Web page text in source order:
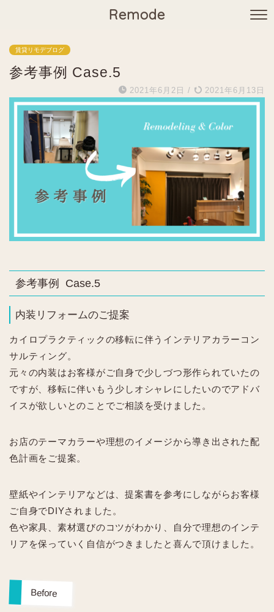
Remode
賃貸リモデブログ
参考事例 Case.5
2021年6月2日 / 2021年6月13日
参考事例 Case.5
内装リフォームのご提案
カイロプラクティックの移転に伴うインテリアカラーコン
サルティング。
元々の内装はお客様がご自身で少しづつ形作られていたの
ですが、移転に伴いもう少しオシャレにしたいのでアドバ
イスが欲しいとのことでご相談を受けました。
お店のテーマカラーや理想のイメージから導き出された配
色計画をご提案。
壁紙やインテリアなどは、提案書を参考にしながらお客様
ご自身でDIYされました。
色や家具、素材選びのコツがわかり、自分で理想のインテ
リアを保っていく自信がつきましたと喜んで頂けました。
Before